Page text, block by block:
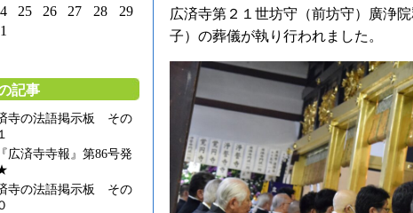
25 26 27 28
29
記事
寺の法語掲示板 その
広済寺寺報』第86号発
寺の法語掲示板 その
広済寺第２１世坊守（前坊守）廣浄
子）の葬儀が執り行われました。